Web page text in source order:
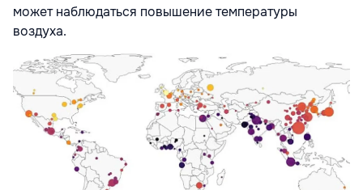
может наблюдаться повышение температуры
воздуха.